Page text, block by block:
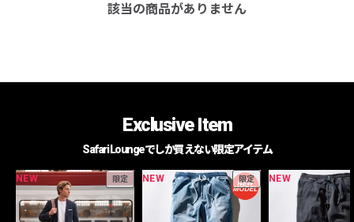
該当の商品がありません
Exclusive Item
Safari Loungeでしか買えない限定アイテム
NEW 限定 NEW 限定 NEW